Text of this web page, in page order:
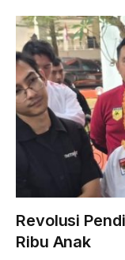
Revolusi
Ribu Anak